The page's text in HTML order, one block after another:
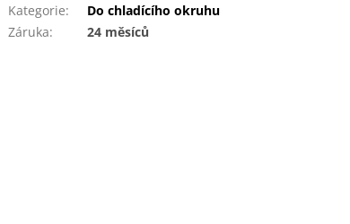
Kategorie:
Do chladícího okruhu
Záruka: 24 měsíců